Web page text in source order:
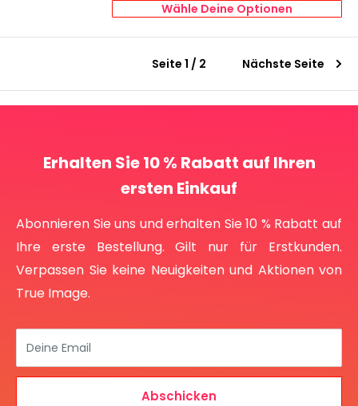
Wähle Deine Optionen
Seite 1 / 2 Nächste Seite
Erhalten Sie 10 % Rabatt auf Ihren
ersten Einkauf
Abonnieren Sie uns und erhalten Sie 10 % Rabatt auf
Ihre erste Bestellung. Gilt nur für Erstkunden.
Verpassen Sie keine Neuigkeiten und Aktionen von
True Image.
Deine Email
Abschicken